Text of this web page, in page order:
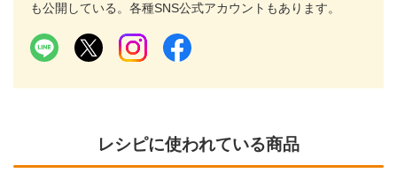
も公開している。各種SNS公式アカウントもあります。
レシピに使われている商品